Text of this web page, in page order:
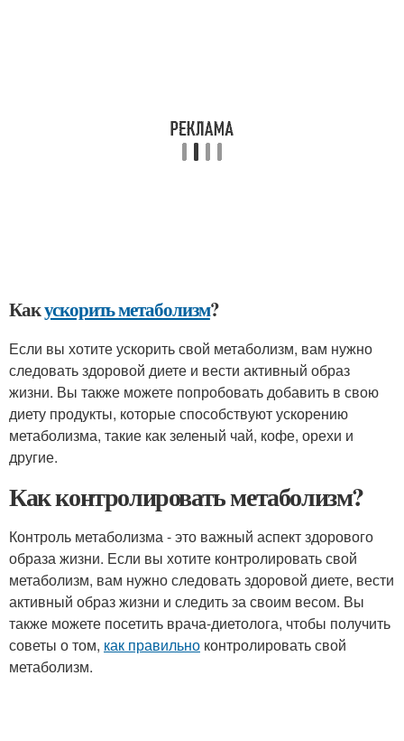
Какускорить метаболизм?
Если вы хотите ускорить свой метаболизм, вам нужно
следовать здоровой диете и вести активный образ
жизни. Вы также можете попробовать добавить в свою
диету продукты, которые способствуют ускорению
метаболизма, такие как зеленый чай, кофе, орехи и
другие.
Как контролировать метаболизм?
Контроль метаболизма - это важный аспект здорового
образа жизни. Если вы хотите контролировать свой
метаболизм, вам нужно следовать здоровой диете, вести
активный образ жизни и следить за своим весом. Вы
также можете посетить врача-диетолога, чтобы получить
советы о том, как правильно контролировать свой
метаболизм.